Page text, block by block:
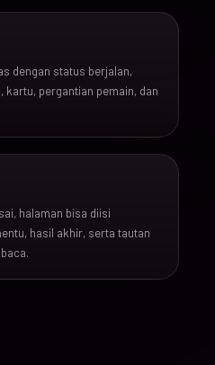
21:00 Austria v Jordan
19:00 Ghana v Panama
England v Croatia
Portugal v Congo DR
20:00 Uzbekistan v
12:00 Czechia v South
dengan status berjalan,
pergantian pemain, dan
halaman bisa diisi
hasil akhir, serta tautan